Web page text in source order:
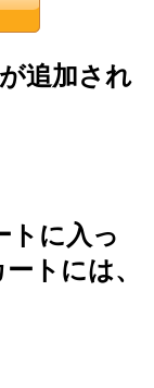
追加され
トに入っ
トには、